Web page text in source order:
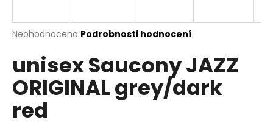
Průměrné
produktu
je
0,0
z
5
hvězdiček.
Neohodnoceno Podrobnosti hodnocení
unisex Saucony JAZZ
ORIGINAL grey/dark
red
j
t
?